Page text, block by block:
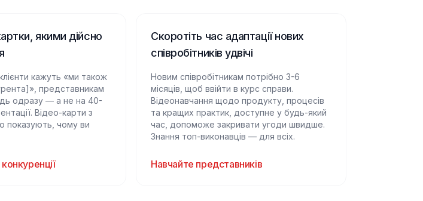
якими дійсно
кажуть «ми також
представникам
одразу — а не на 40-
Відео-карти з
показують, чому ви
Скоротіть час адаптації нових
співробітників удвічі
Новим співробітникам потрібно 3-6
місяців, щоб ввійти в курс справи.
Відеонавчання щодо продукту, процесів
та кращих практик, доступне у будь-який
час, допоможе закривати угоди швидше.
Знання топ-виконавців — для всіх.
Навчайте представників